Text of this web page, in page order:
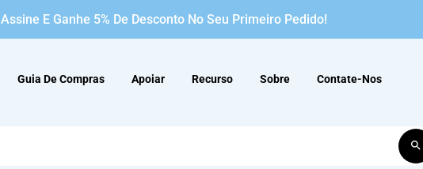
Assine E Ganhe 5% De Desconto No Seu Primeiro Pedido!
Guia De Compras Apoiar Recurso Sobre Contate-Nos